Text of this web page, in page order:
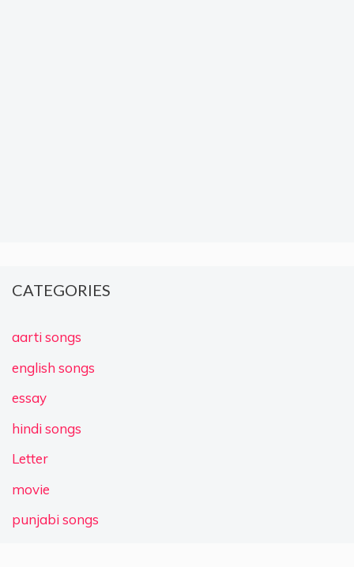
CATEGORIES
aarti songs
english songs
essay
hindi songs
Letter
movie
punjabi songs